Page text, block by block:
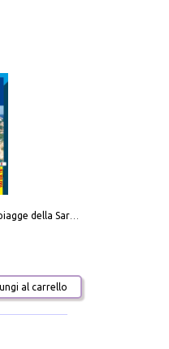
Carta delle spiagge della Sardegna. Con custodia
al carrello